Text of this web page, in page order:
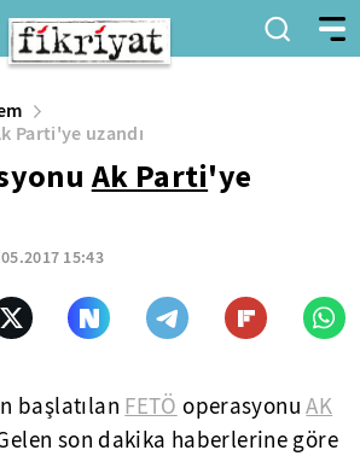
Parti'ye uzandı
Ak Parti'ye
15:43
başlatılan FETÖ operasyonuAK
son dakika haberlerine göre